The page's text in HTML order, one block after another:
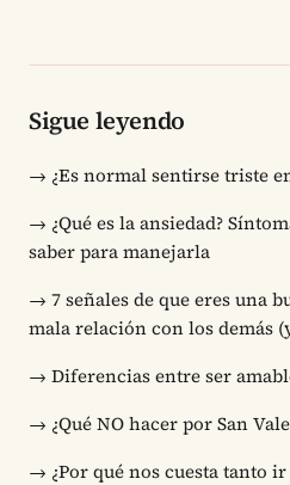
Sigue leyendo
→ ¿Es normal sentirse triste
→ ¿Qué es la ansiedad?
saber para manejarla
→ 7 señales de que eres una
mala relación con los demás
→ Diferencias entre ser
→ ¿Qué NO hacer por San
→ ¿Por qué nos cuesta tanto